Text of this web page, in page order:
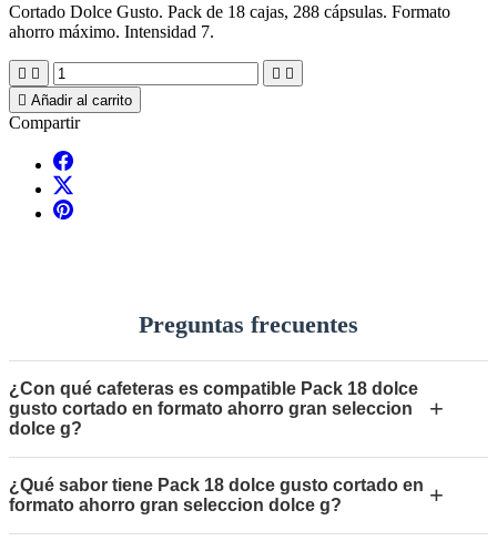
Cortado Dolce Gusto. Pack de 18 cajas, 288 cápsulas. Formato
ahorro máximo. Intensidad 7.
   
 Añadir al carrito
Compartir
Preguntas frecuentes
¿Con qué cafeteras es compatible Pack 18 dolce
gusto cortado en formato ahorro gran seleccion
dolce g?
+
¿Qué sabor tiene Pack 18 dolce gusto cortado en
formato ahorro gran seleccion dolce g?
+